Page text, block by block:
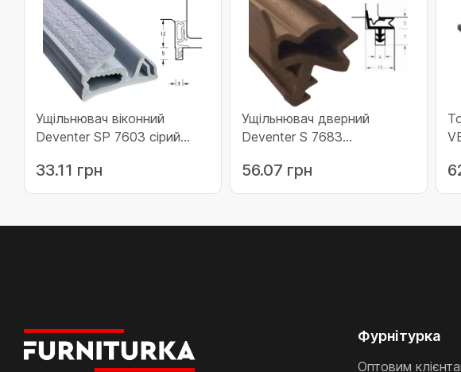
Ущільнювач віконний
Deventer SP 7603 сірий
33.11 грн
Ущільнювач дверний
Deventer S 7683
56.07 грн
Фурнітурка
Оптовим